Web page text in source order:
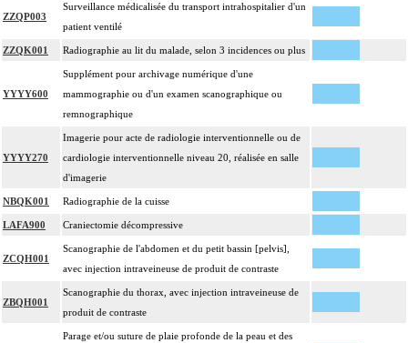
ZZQP003
Surveillance médicalisée du transport intrahospitalier d'un
patient ventilé
ZZQK001 Radiographie au lit du malade, selon 3 incidences ou plus
YYYY600
Supplément pour archivage numérique d'une
mammographie ou d'un examen scanographique ou
remnographique
YYYY270
Imagerie pour acte de radiologie interventionnelle ou de
cardiologie interventionnelle niveau 20, réalisée en salle
d'imagerie
NBQK001 Radiographie de la cuisse
LAFA900 Craniectomie décompressive
ZCQH001
Scanographie de l'abdomen et du petit bassin [pelvis],
avec injection intraveineuse de produit de contraste
ZBQH001
Scanographie du thorax, avec injection intraveineuse de
produit de contraste
Parage et/ou suture de plaie profonde de la peau et des